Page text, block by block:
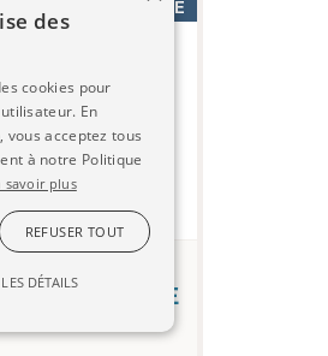
enfant
VERT POMME
DISPONIBLE
des
cookies pour
En
vous acceptez tous
à notre Politique
savoir plus
REFUSER TOUT
DÉTAILS